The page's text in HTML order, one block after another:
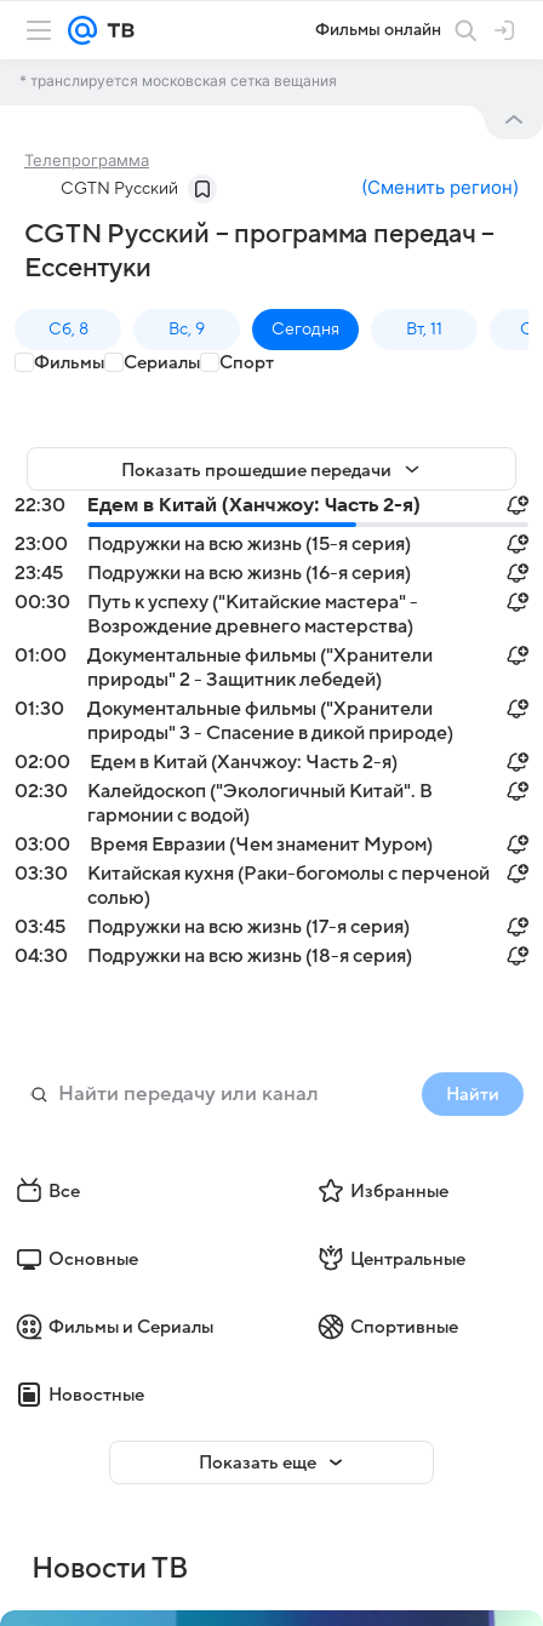
Фильмы онлайн
* транслируется московская сетка вещания
Телепрограмма
CGTN Русский (Сменить регион)
CGTN Русский – программа передач –
Ессентуки
Сб, 8 Вс, 9 Сегодня Вт, 11
Фильмы Сериалы Спорт
Показать прошедшие передачи
22:30
Едем в Китай (Ханчжоу: Часть 2-я)
23:00
Подружки на всю жизнь (15-я серия)
23:45
Подружки на всю жизнь (16-я серия)
00:30
Путь к успеху ("Китайские мастера" -
Возрождение древнего мастерства)
01:00
Документальные фильмы ("Хранители
природы" 2 - Защитник лебедей)
01:30
Документальные фильмы ("Хранители
природы" 3 - Спасение в дикой природе)
02:00
Едем в Китай (Ханчжоу: Часть 2-я)
02:30
Калейдоскоп ("Экологичный Китай". В
гармонии с водой)
03:00
Время Евразии (Чем знаменит Муром)
03:30
Китайская кухня (Раки-богомолы с перченой
солью)
03:45
Подружки на всю жизнь (17-я серия)
04:30
Подружки на всю жизнь (18-я серия)
Найти
Все Избранные
Основные Центральные
Фильмы и Сериалы Спортивные
Новостные
Показать еще
Новости ТВ